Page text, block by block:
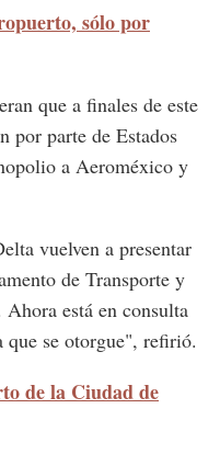
sólo por
que a finales de este
por parte de Estados
a Aeroméxico y
vuelven a presentar
de Transporte y
Ahora está en consulta
que se otorgue", refirió.
de la Ciudad de